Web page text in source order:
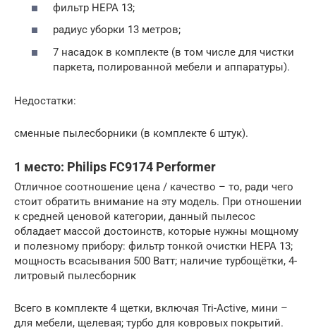
фильтр HEPA 13;
радиус уборки 13 метров;
7 насадок в комплекте (в том числе для чистки
паркета, полированной мебели и аппаратуры).
Недостатки:
сменные пылесборники (в комплекте 6 штук).
1 место: Philips FC9174 Performer
Отличное соотношение цена / качество – то, ради чего
стоит обратить внимание на эту модель. При отношении
к средней ценовой категории, данный пылесос
обладает массой достоинств, которые нужны мощному
и полезному прибору: фильтр тонкой очистки HEPA 13;
мощность всасывания 500 Ватт; наличие турбощётки, 4-
литровый пылесборник
Всего в комплекте 4 щетки, включая Tri-Active, мини –
для мебели, щелевая; турбо для ковровых покрытий.